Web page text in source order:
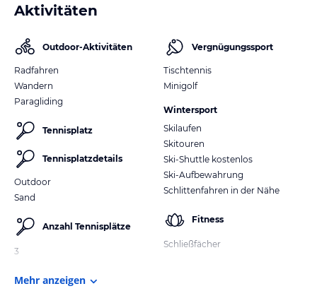
Aktivitäten
Outdoor-Aktivitäten
Radfahren
Wandern
Paragliding
Tennisplatz
Tennisplatzdetails
Outdoor
Sand
Anzahl Tennisplätze
3
Vergnügungssport
Tischtennis
Minigolf
Wintersport
Skilaufen
Skitouren
Ski-Shuttle kostenlos
Ski-Aufbewahrung
Schlittenfahren in der Nähe
Fitness
Schließfächer
Mehr anzeigen